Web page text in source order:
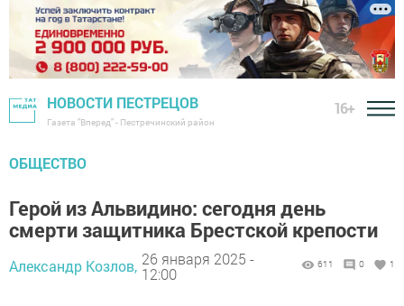
НОВОСТИ ПЕСТРЕЦОВ
Газета "Вперед" - Пестречинский район
16+
ОБЩЕСТВО
Герой из Альвидино: сегодня день
смерти защитника Брестской крепости
Александр Козлов, 26 января 2025 -
12:00
611 0 1